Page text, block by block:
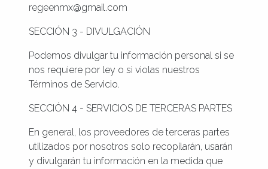
regeenmx@gmail.com
SECCIÓN 3 - DIVULGACIÓN
Podemos divulgar tu información personal si se
nos requiere por ley o si violas nuestros
Términos de Servicio.
SECCIÓN 4 - SERVICIOS DE TERCERAS PARTES
En general, los proveedores de terceras partes
utilizados por nosotros solo recopilarán, usarán
y divulgarán tu información en la medida que